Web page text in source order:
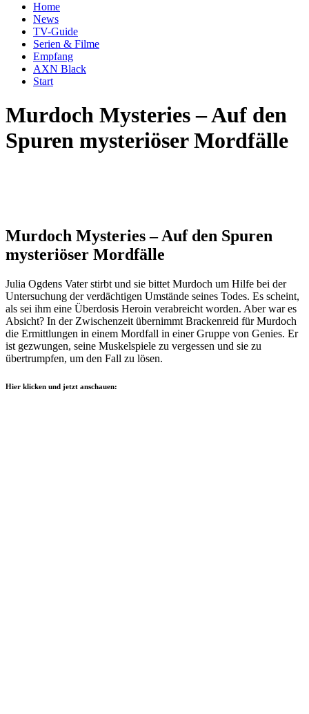
Home
News
TV-Guide
Serien & Filme
Empfang
AXN Black
Start
Murdoch Mysteries – Auf den
Spuren mysteriöser Mordfälle
Murdoch Mysteries – Auf den Spuren
mysteriöser Mordfälle
Julia Ogdens Vater stirbt und sie bittet Murdoch um Hilfe bei der
Untersuchung der verdächtigen Umstände seines Todes. Es scheint,
als sei ihm eine Überdosis Heroin verabreicht worden. Aber war es
Absicht? In der Zwischenzeit übernimmt Brackenreid für Murdoch
die Ermittlungen in einem Mordfall in einer Gruppe von Genies. Er
ist gezwungen, seine Muskelspiele zu vergessen und sie zu
übertrumpfen, um den Fall zu lösen.
Hier klicken und jetzt anschauen: